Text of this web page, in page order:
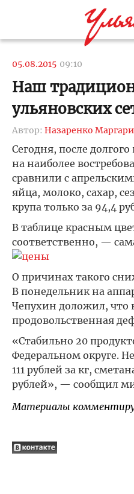
05.08.2015 09:10
Наш
ульяновских
Автор: Назаренко
Сегодня, после
на наиболее
сравнили с
яйца, молоко, сахар,
крупа только за 94,4
В таблице красным
соответственно, —
О причинах такого
В понедельник на
Чепухин доложил, что
продовольственная
«Стабильно 20
Федеральном округе.
111 рублей за кг,
рублей», — сообщил
Материалы